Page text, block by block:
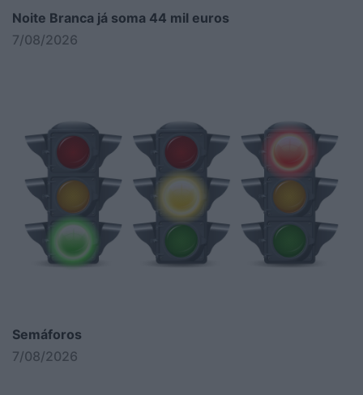
Noite Branca já soma 44 mil euros
7/08/2026
Semáforos
7/08/2026